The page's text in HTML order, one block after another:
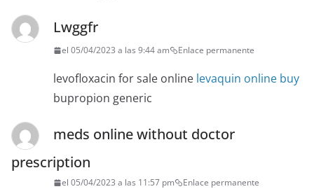
Lwggfr
el 05/04/2023 a las 9:44 am Enlace permanente
levofloxacin for sale online levaquin online buy
bupropion generic
meds online without doctor
prescription
el 05/04/2023 a las 11:57 pm Enlace permanente